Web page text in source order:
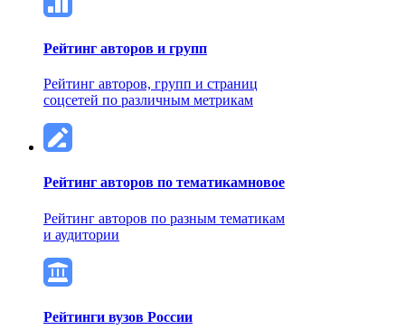
Рейтинг авторов и групп
Рейтинг авторов, групп и страниц
соцсетей по различным метрикам
Рейтинг авторов по тематикамновое
Рейтинг авторов по разным тематикам
и аудитории
Рейтинги вузов России